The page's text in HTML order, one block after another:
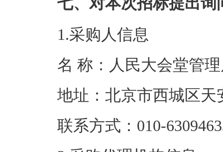
1.采购人信息
名 称：人民大
地址：北京市
联系方式：